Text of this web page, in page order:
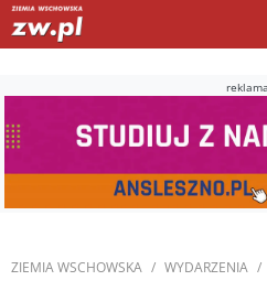
reklama
ZIEMIA WSCHOWSKA WYDARZENIA